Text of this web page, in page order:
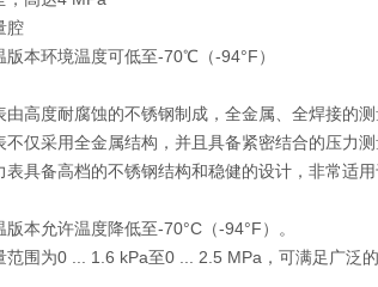
腔
版本环境温度可低至-70℃（-94°F）
由高度耐腐蚀的不锈钢制成，全金属、全焊接的
不仅采用全金属结构，并且具备紧密结合的压力
表具备高档的不锈钢结构和稳健的设计，非常适
版本允许温度降低至-70°C（-94°F）。
范围为0 ... 1.6 kPa至0 ... 2.5 MPa，可满足广泛的